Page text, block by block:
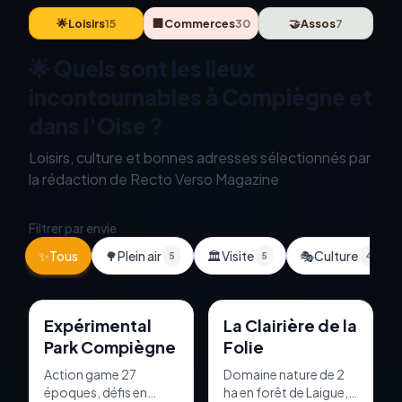
🌟Loisirs15 🏢Commerces30 🤝Assos7
Loisirs, culture et bonnes adresses sélectionnés par
la rédaction de Recto Verso Magazine
Filtrer par envie
✨Tous 🌳Plein air 5 🏛️Visite 5 🎭Culture 4
Loisirs
Expérimental
Park Compiègne
Action game 27
époques, défis en
Loisirs
La Clairière de la
Folie
Domaine nature de 2
ha en forêt de Laigue, à